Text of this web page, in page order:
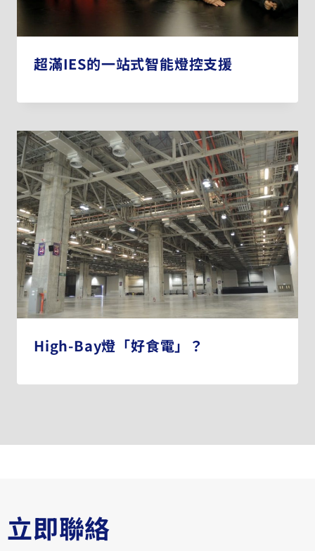
超滿IES的一站式智能燈控支援
High-Bay燈「好食電」？
立即聯絡